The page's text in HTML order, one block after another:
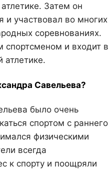
Затем он
и участвовал во многих
соревнованиях.
спортсменом и входит в
атлетике.
Савельева?
было очень
спортом с раннего
физическими
всегда
к спорту и поощряли